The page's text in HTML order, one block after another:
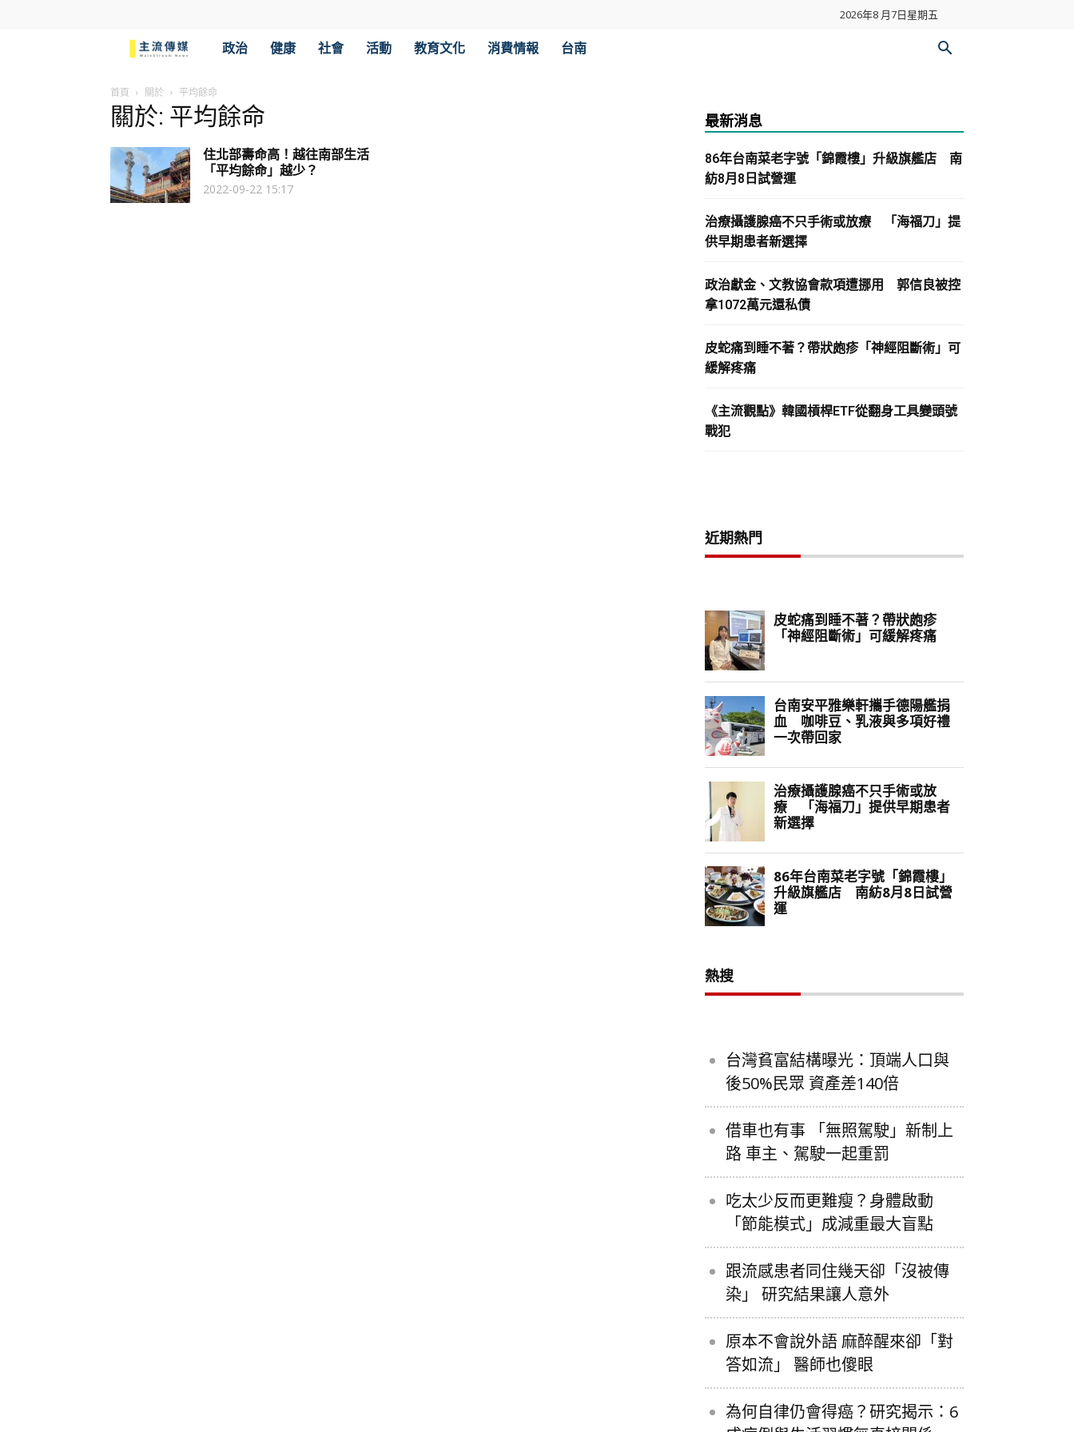
2026年8 月7日星期五
流
傳
媒
政治 健康 社會 活動 教育文化 消費情報 台南
首頁 關於 平均餘命
關於: 平均餘命
住北部壽命高！越往南部生活
「平均餘命」越少？
2022-09-22 15:17
最新消息
86年台南菜老字號「錦霞樓」升級旗艦店 南
紡8月8日試營運
治療攝護腺癌不只手術或放療 「海福刀」提
供早期患者新選擇
政治獻金、文教協會款項遭挪用 郭信良被控
拿1072萬元還私債
皮蛇痛到睡不著？帶狀皰疹「神經阻斷術」可
緩解疼痛
《主流觀點》韓國槓桿ETF從翻身工具變頭號
戰犯
近期熱門
熱搜
台灣貧富結構曝光：頂端人口與
後50%民眾 資產差140倍
借車也有事 「無照駕駛」新制上
路 車主、駕駛一起重罰
吃太少反而更難瘦？身體啟動
「節能模式」成減重最大盲點
跟流感患者同住幾天卻「沒被傳
染」 研究結果讓人意外
原本不會說外語 麻醉醒來卻「對
答如流」 醫師也傻眼
為何自律仍會得癌？研究揭示：6